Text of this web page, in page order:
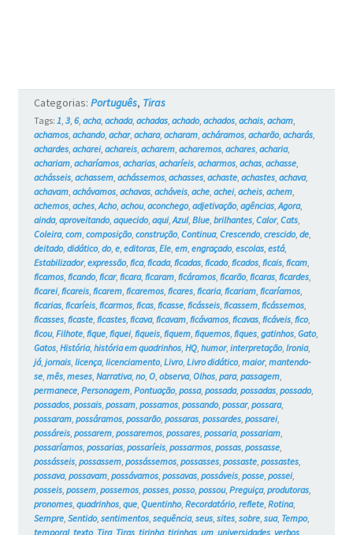
#1
Categorias: Português, Tiras
Tags: 1 3, 6, acha, achada, achadas, achado, achados, achais, acham,
achamos, achando, achar, achara, acharam, acháramos, acharão, acharás,
achardes, acharei, achareis, acharem, acharemos, achares, acharia,
achariam, acharíamos, acharias, acharíeis, acharmos, achas, achasse,
achásseis, achassem, achássemos, achasses, achaste, achastes, achava,
achavam, achávamos, achavas, acháveis, ache, achei, acheis, achem,
achemos, aches, Acho, achou, aconchego, adjetivação, agências, Agora,
ainda, aproveitando, aquecido, aqui, Azul, Blue, brilhantes, Calor, Cats,
Coleira, com, composição, construção, Continua, Crescendo, crescido, de,
deitado, didático, do, e, editoras, Ele, em, engraçado, escolas, está,
Estabilizador, expressão, fica, ficada, ficadas, ficado, ficados, ficais, ficam,
ficamos, ficando, ficar, ficara, ficaram, ficáramos, ficarão, ficaras, ficardes,
ficarei, ficareis, ficarem, ficaremos, ficares, ficaria, ficariam, ficaríamos,
ficarias, ficaríeis, ficarmos, ficas, ficasse, ficásseis, ficassem, ficássemos,
ficasses, ficaste, ficastes, ficava, ficavam, ficávamos, ficavas, ficáveis, fico,
ficou, Filhote, fique, fiquei, fiqueis, fiquem, fiquemos, fiques, gatinhos, Gato,
Gatos, História, história em quadrinhos, HQ, humor, interpretação, Ironia,
já, jornais, licença, licenciamento, Livro, Livro didático, maior, mantendo-
se, mês, meses, Narrativa, no, O, observa, Olhos, para, passagem,
permanece, Personagem, Pontuação, possa, possada, possadas, possado,
possados, possais, possam, possamos, possando, possar, possara,
possaram, possáramos, possarão, possaras, possardes, possarei,
possáreis, possarem, possaremos, possares, possaria, possariam,
possaríamos, possarias, possaríeis, possarmos, possas, possasse,
possásseis, possassem, possássemos, possasses, possaste, possastes,
possava, possavam, possávamos, possavas, possáveis, posse, possei,
posseis, possem, possemos, posses, posso, possou, Preguiça, produtoras,
pronomes, quadrinhos, que, Quentinho, Recordatório, reflete, Rotina,
Sempre, Sentido, sentimentos, sequência, seus, sites, sobre, sua, Tempo,
temporal, texto, Tira, Tiras, tirinha, tirinhas, um, universidades, verbos,